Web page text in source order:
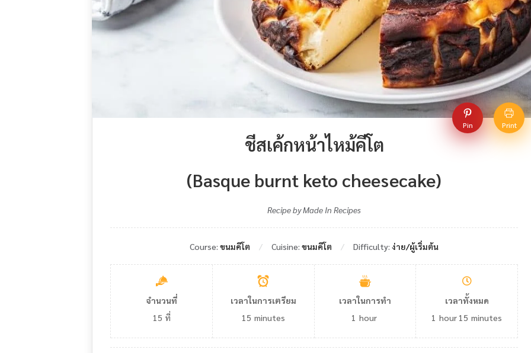
Pin Print
ชีสเค้กหน้าไหม้คีโต
(Basque burnt keto cheesecake)
Recipe by Made In Recipes
Course:ขนมคีโต Cuisine:ขนมคีโต Difficulty:ง่าย/ผู้เริ่มต้น
จำนวนที่
15 ที่
เวลาในการเตรียม
15 minutes
เวลาในการทำ
1 hour
เวลาทั้งหมด
1 hour 15 minutes